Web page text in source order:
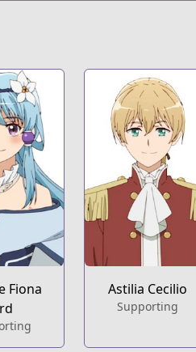
Fiona
Astilia Cecilio
Supporting